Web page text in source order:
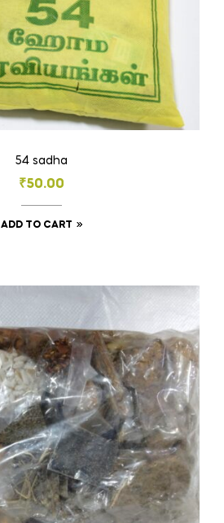
54 sadha
₹50.00
ADD TO CART